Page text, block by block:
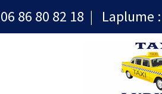
06 86 80 82 18 Laplume :